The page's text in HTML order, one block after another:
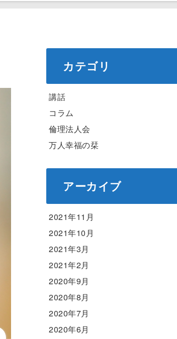
カテゴリ
講話
コラム
倫理法人会
万人幸福の栞
アーカイブ
2021年11月
2021年10月
2021年3月
2021年2月
2020年9月
2020年8月
2020年7月
2020年6月